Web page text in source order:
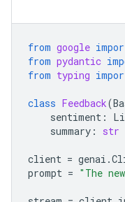
from google
from pydantic
from typing
class Feedback(
sentiment :
summary : str
client = genai .
prompt = "The